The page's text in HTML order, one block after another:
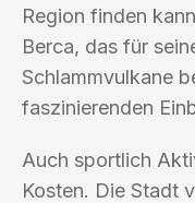
Region finden
Berca, das für
Schlammvulkane
faszinierenden
Auch sportlich
Kosten. Die Stadt